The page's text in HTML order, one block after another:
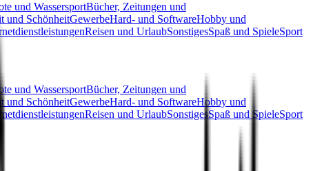
und WassersportBücher, Zeitungen und
und SchönheitGewerbeHard- und SoftwareHobby und
Reisen und UrlaubSonstigesSpaß und SpieleSport
und WassersportBücher, Zeitungen und
und SchönheitGewerbeHard- und SoftwareHobby und
Reisen und UrlaubSonstigesSpaß und SpieleSport